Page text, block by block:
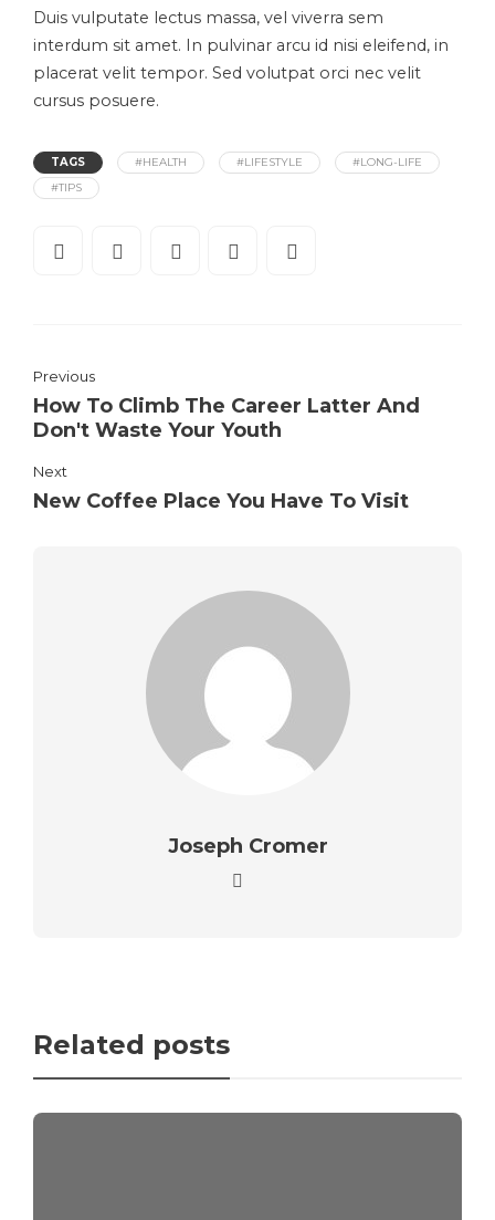
Duis vulputate lectus massa, vel viverra sem
interdum sit amet. In pulvinar arcu id nisi eleifend, in
placerat velit tempor. Sed volutpat orci nec velit
cursus posuere.
TAGS #HEALTH #LIFESTYLE
#LONG-LIFE
#TIPS
Previous
How To Climb The Career Latter And
Don't Waste Your Youth
Next
New Coffee Place You Have To Visit
Joseph Cromer
Related posts